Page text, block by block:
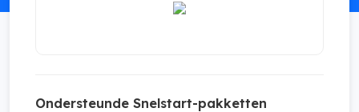
Ondersteunde Snelstart-pakketten